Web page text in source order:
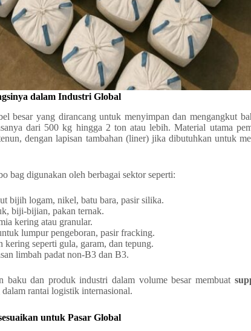
dalam Industri Global
besar yang dirancang untuk menyimpan dan mengangkut
dari 500 kg hingga 2 ton atau lebih. Material utama
dengan lapisan tambahan (liner) jika dibutuhkan untuk
bag digunakan oleh berbagai sektor seperti:
bijih logam, nikel, batu bara, pasir silika.
biji-bijian, pakan ternak.
kering atau granular.
lumpur pengeboran, pasir fracking.
kering seperti gula, garam, dan tepung.
limbah padat non-B3 dan B3.
baku dan produk industri dalam volume besar membuat
rantai logistik internasional.
untuk Pasar Global